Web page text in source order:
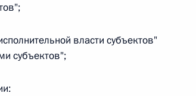
«О статусе военнослужащих» и статью 86
Федерации»
власти субъектов"
субъектов";